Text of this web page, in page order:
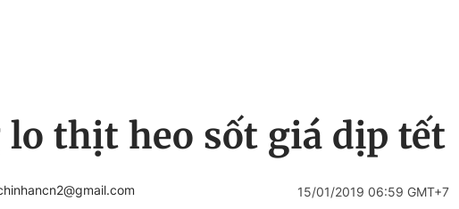
lo thịt heo sốt giá dịp tết
15/01/2019 06:59 GMT+7